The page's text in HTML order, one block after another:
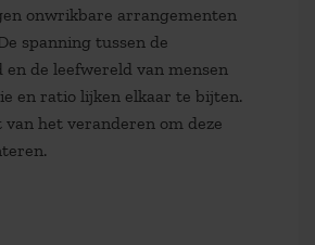
onwrikbare arrangementen
spanning tussen de
en de leefwereld van mensen
en ratio lijken elkaar te bijten.
het veranderen om deze